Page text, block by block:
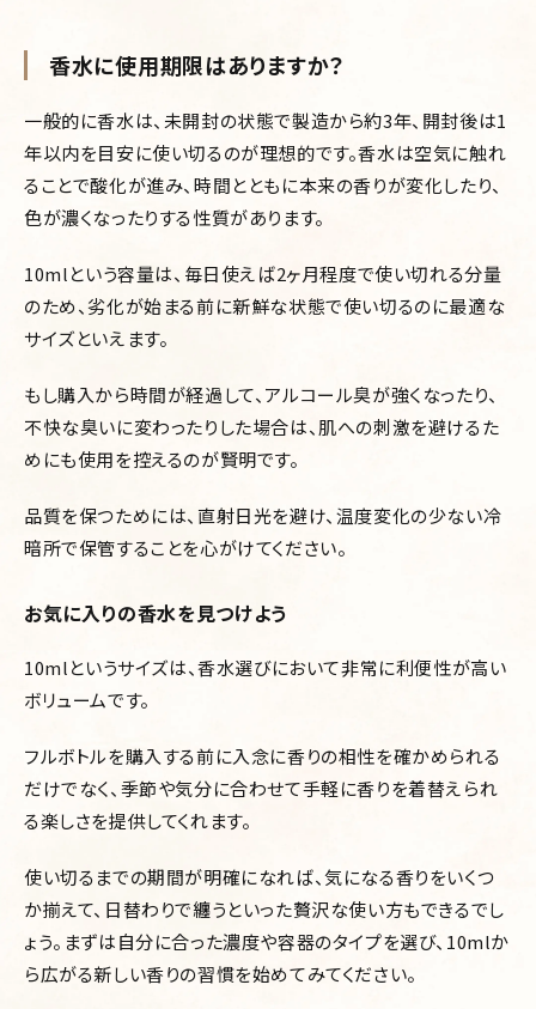
香水に使用期限はありますか？
一般的に香水は、未開封の状態で製造から約3年、開封後は1
年以内を目安に使い切るのが理想的です。香水は空気に触れ
ることで酸化が進み、時間とともに本来の香りが変化したり、
色が濃くなったりする性質があります。
10mlという容量は、毎日使えば2ヶ月程度で使い切れる分量
のため、劣化が始まる前に新鮮な状態で使い切るのに最適な
サイズといえます。
もし購入から時間が経過して、アルコール臭が強くなったり、
不快な臭いに変わったりした場合は、肌への刺激を避けるた
めにも使用を控えるのが賢明です。
品質を保つためには、直射日光を避け、温度変化の少ない冷
暗所で保管することを心がけてください。
お気に入りの香水を見つけよう
10mlというサイズは、香水選びにおいて非常に利便性が高い
ボリュームです。
フルボトルを購入する前に入念に香りの相性を確かめられる
だけでなく、季節や気分に合わせて手軽に香りを着替えられ
る楽しさを提供してくれます。
使い切るまでの期間が明確になれば、気になる香りをいくつ
か揃えて、日替わりで纏うといった贅沢な使い方もできるでし
ょう。まずは自分に合った濃度や容器のタイプを選び、10mlか
ら広がる新しい香りの習慣を始めてみてください。